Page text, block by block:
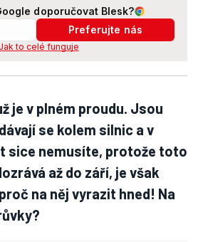
doporučovat Blesk?
Preferujte nás
to celé funguje
je v plném proudu. Jsou
se kolem silnic a v
sice nemusíte, protože toto
až do září, je však
na něj vyrazit hned! Na